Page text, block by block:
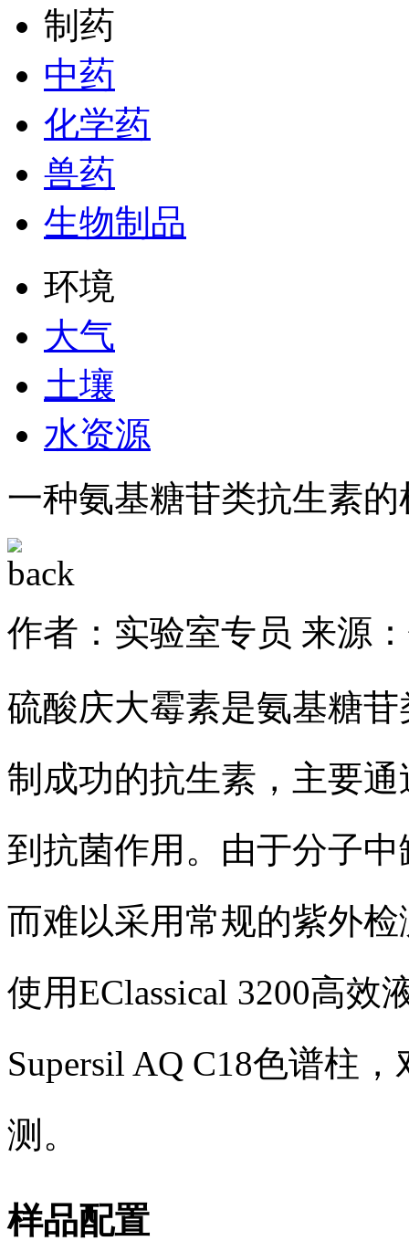
制药
中药
化学药
兽药
生物制品
环境
大气
土壤
水资源
一种氨基糖苷类抗生素
作者：实验室专员 来源
硫酸庆大霉素是氨基糖
制成功的抗生素，主要
到抗菌作用。由于分子
而难以采用常规的紫外
使用EClassical 3200高
Supersil AQ C18色谱柱
测。
样品配置